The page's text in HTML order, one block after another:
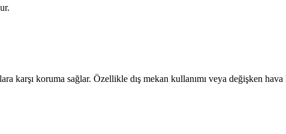
karşı koruma sağlar. Özellikle dış mekan kullanımı veya değişken